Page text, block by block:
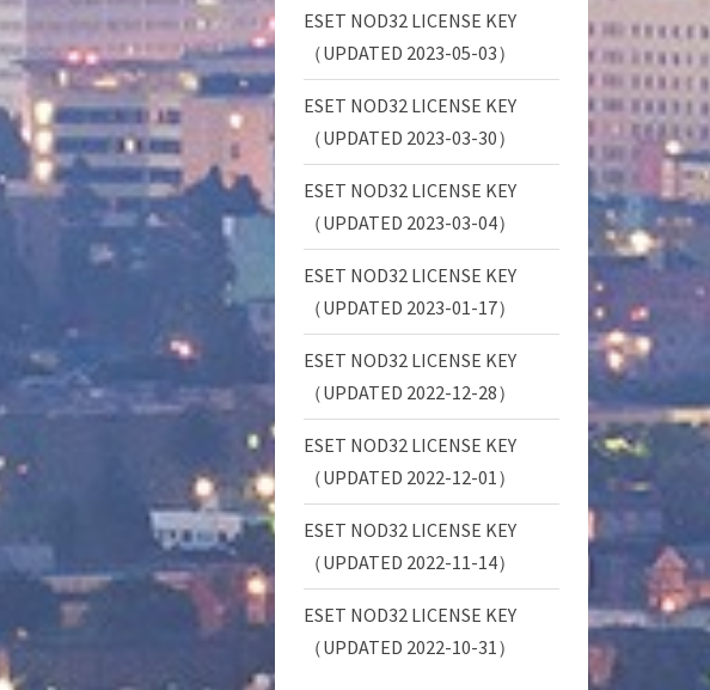
ESET NOD32 LICENSE KEY
（UPDATED 2023-05-03）
ESET NOD32 LICENSE KEY
（UPDATED 2023-03-30）
ESET NOD32 LICENSE KEY
（UPDATED 2023-03-04）
ESET NOD32 LICENSE KEY
（UPDATED 2023-01-17）
ESET NOD32 LICENSE KEY
（UPDATED 2022-12-28）
ESET NOD32 LICENSE KEY
（UPDATED 2022-12-01）
ESET NOD32 LICENSE KEY
（UPDATED 2022-11-14）
ESET NOD32 LICENSE KEY
（UPDATED 2022-10-31）